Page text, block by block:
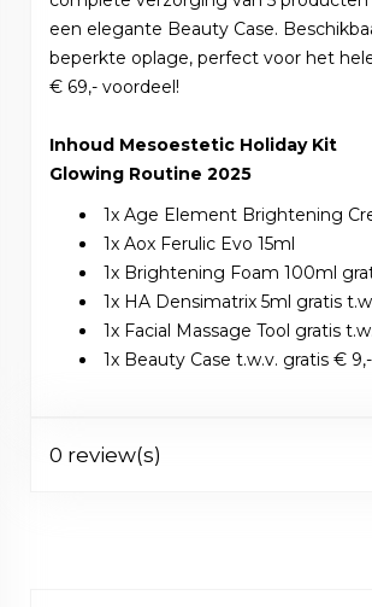
een elegante Beauty Case.
beperkte oplage, perfect voor het
€ 69,- voordeel!
Inhoud Mesoestetic Holiday Kit
Glowing Routine 2025
1x Age Element Brightening
1x Aox Ferulic Evo 15ml
1x Brightening Foam 100ml
1x HA Densimatrix 5ml gratis
1x Facial Massage Tool gratis
1x Beauty Case t.w.v. gratis € 9,-
0 review(s)